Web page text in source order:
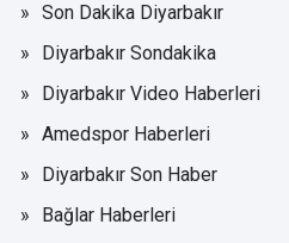
Son Dakika Diyarbakır
Diyarbakır Sondakika
Diyarbakır Video Haberleri
Amedspor Haberleri
Diyarbakır Son Haber
Bağlar Haberleri